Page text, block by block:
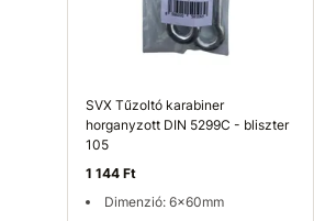
SVX Tűzoltó karabiner
horganyzott DIN 5299C - bliszter
105
1 144 Ft
Dimenzió: 6x60mm